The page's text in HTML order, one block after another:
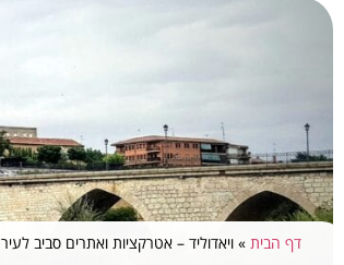
דף הבית » ויאדוליד – אטרקציות ואתרים סביב לעיר